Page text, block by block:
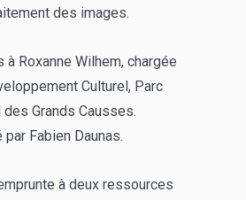
des images.
à Roxanne Wilhem, chargée
Culturel, Parc
Grands Causses.
Fabien Daunas.
à deux ressources